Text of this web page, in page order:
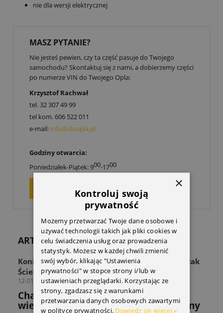
nie dla wersji elektrycznej
MASZ PYTANIE?
Nie jesteś pewien, czy ta część pasuje do Twojego
samochodu? Skontaktuj się z nami, a dobierzemy części
po numerze VIN do Twojego Opla:
Krzysztof Rachwał
tel.32 307 49 99
tel kom.606 522 011
e-mail: info@doopla.pl
Godziny otwarcia:
Poniedziałek-Piątek: 900-1700
ZAPYTAJ O PRODUKT
ARTYKUŁY
Koniec z zagraconą przestrzenią! Odkryj Wieszak
Ścienny THULE Wall Hanger
12-01-2026
Chaos w strefie sprzętu? Sprawdź jak
wieszak THULE rozwiązuje powszechny
×
Kontroluj swoją
prywatność
Możemy przetwarzać Twoje dane osobowe i
używać technologii takich jak pliki cookies w
celu świadczenia usług oraz prowadzenia
statystyk. Możesz w każdej chwili zmienić
swój wybór, klikając "Ustawienia
prywatności" w stopce strony i/lub w
ustawieniach przeglądarki. Korzystając ze
strony, zgadzasz się z warunkami
przetwarzania danych osobowych zawartymi
w polityce prywatności. Dowiedz się więcej »